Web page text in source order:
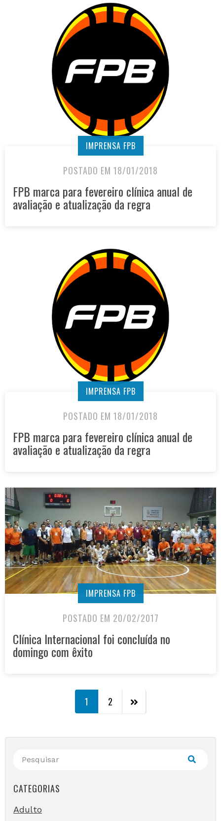
IMPRENSA FPB
POSTADO EM 18/01/2018
FPB marca para fevereiro clínica anual de
avaliação e atualização da regra
IMPRENSA FPB
POSTADO EM 18/01/2018
FPB marca para fevereiro clínica anual de
avaliação e atualização da regra
IMPRENSA FPB
POSTADO EM 20/02/2017
Clínica Internacional foi concluída no
domingo com êxito
1 2
CATEGORIAS
Adulto